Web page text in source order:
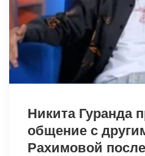
Никита Гуранда
общение с
Рахимовой